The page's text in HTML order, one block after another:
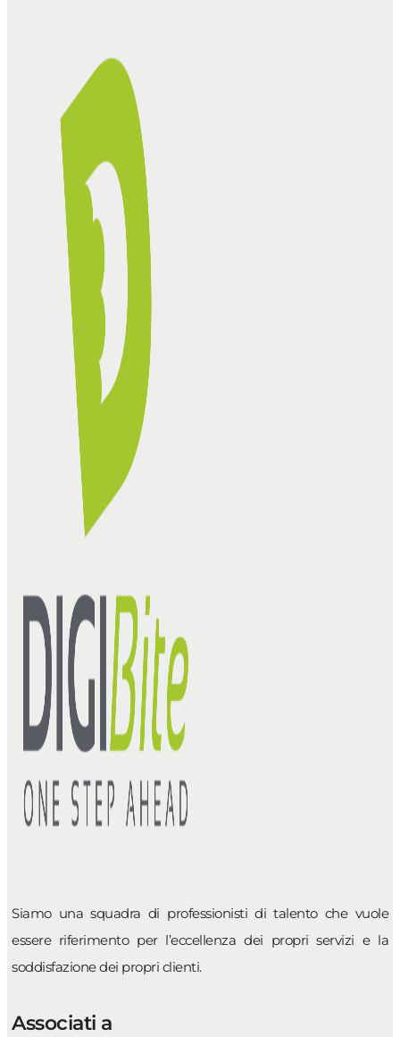
Siamo una squadra di professionisti di talento che vuole
essere riferimento per l’eccellenza dei propri servizi e la
soddisfazione dei propri clienti.
Associati a